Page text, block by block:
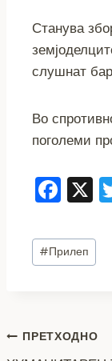
Станува
слушнат
Во
поголеми
F
c
e
o
X
Post
Tags:
#Прилеп
Навигација
ПРЕТХОДНО